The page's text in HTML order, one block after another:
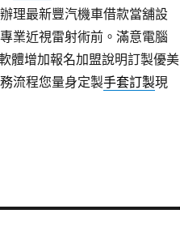
辦理最新豐汽機車借款當舖設
業近視雷射術前。滿意電腦
體增加報名加盟說明訂製優美
流程您量身定製手套訂製現